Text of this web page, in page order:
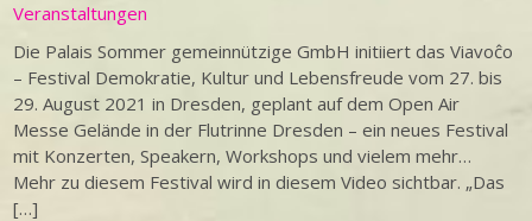
Veranstaltungen
Die Palais Sommer gemeinnützige GmbH initiiert das Viavoĉo
– Festival Demokratie, Kultur und Lebensfreude vom 27. bis
29. August 2021 in Dresden, geplant auf dem Open Air
Messe Gelände in der Flutrinne Dresden – ein neues Festival
mit Konzerten, Speakern, Workshops und vielem mehr…
Mehr zu diesem Festival wird in diesem Video sichtbar. „Das
[…]